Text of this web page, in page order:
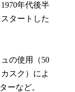
年代後半
タートした
の使用（50
スク）によ
ーなど。